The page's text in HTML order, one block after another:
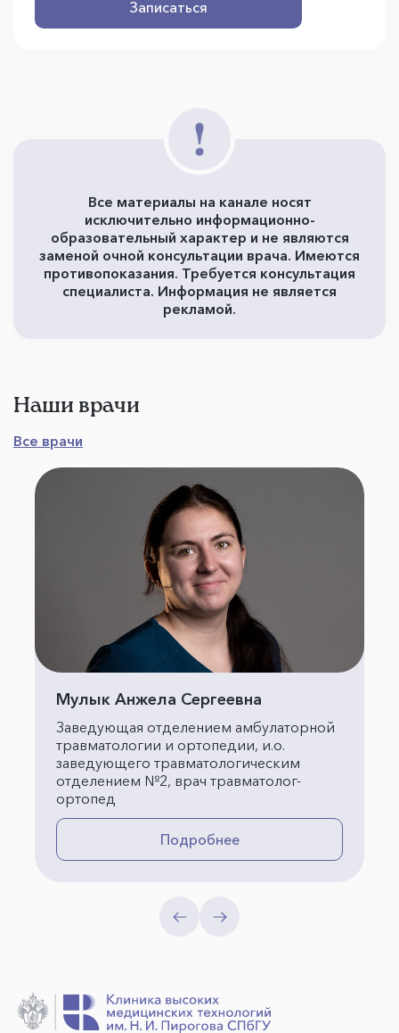
Записаться
Все материалы на канале носят
исключительно информационно-
образовательный характер и не являются
заменой очной консультации врача. Имеются
противопоказания. Требуется консультация
специалиста. Информация не является
рекламой.
Наши врачи
Все врачи
Мулык Анжела Сергеевна
Заведующая отделением амбулаторной
травматологии и ортопедии, и.о.
заведующего травматологическим
отделением №2, врач травматолог-
ортопед
Подробнее